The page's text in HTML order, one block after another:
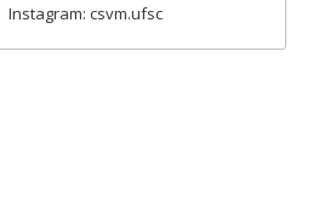
Instagram: csvm.ufsc